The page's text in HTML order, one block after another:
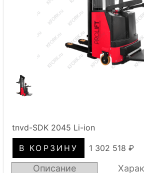
tnvd-SDK 2045 Li-ion
1 302 518 ₽
Описание